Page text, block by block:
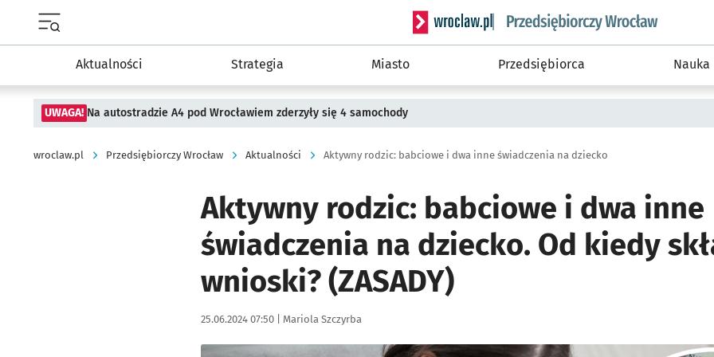
Serwis informacyjny wroclaw.pl podserwis:
Aktualności Strategia Miasto Przedsiębiorca Nauka
UWAGA! Na autostradzie A4 pod Wrocławiem zderzyły się 4 samochody
wroclaw.pl Przedsiębiorczy Wrocław Aktualności Aktywny rodzic: babciowe i dwa inne świadczenia na dziecko
Aktywny rodzic: babciowe i dwa inne
świadczenia na dziecko. Od kiedy
wnioski? (ZASADY)
Data publikacji:
25.06.2024 07:50 | Autor:
Mariola Szczyrba
Kliknij, aby powiększyć